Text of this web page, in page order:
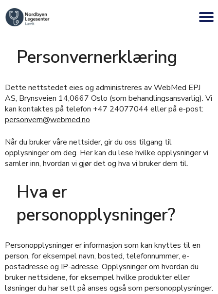
Personvernerklæring
Dette nettstedet eies og administreres av WebMed EPJ
AS, Brynsveien 14,0667 Oslo (som behandlingsansvarlig). Vi
kan kontaktes på telefon +47 24077044 eller på e-post:
personvern@webmed.no
Når du bruker våre nettsider, gir du oss tilgang til
opplysninger om deg. Her kan du lese hvilke opplysninger vi
samler inn, hvordan vi gjør det og hva vi bruker dem til.
Hva er
personopplysninger?
Personopplysninger er informasjon som kan knyttes til en
person, for eksempel navn, bosted, telefonnummer, e-
postadresse og IP-adresse. Opplysninger om hvordan du
bruker nettsidene, for eksempel hvilke produkter eller
løsninger du har sett på anses også som personopplysninger.